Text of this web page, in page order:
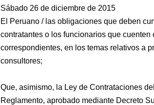
Sábado 26 de diciembre de 2015
El Peruano / las obligaciones que deben
contratantes o los funcionarios que
correspondientes, en los temas relativos a
consultores;
Que, asimismo, la Ley de Contrataciones
Reglamento, aprobado mediante Decreto